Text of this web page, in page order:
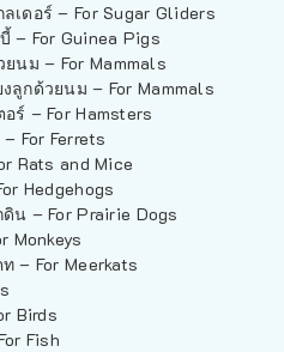
เดอร์ – For Sugar Gliders
– For Guinea Pigs
นม – For Mammals
ลูกด้วยนม – For Mammals
ร์ – For Hamsters
For Ferrets
Rats and Mice
Hedgehogs
น – For Prairie Dogs
Monkeys
– For Meerkats
Birds
Fish